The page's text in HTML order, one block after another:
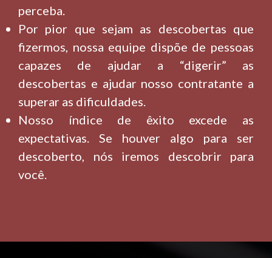
perceba.
Por pior que sejam as descobertas que
fizermos, nossa equipe dispõe de pessoas
capazes de ajudar a “digerir” as
descobertas e ajudar nosso contratante a
superar as dificuldades.
Nosso índice de êxito excede as
expectativas. Se houver algo para ser
descoberto, nós iremos descobrir para
você.